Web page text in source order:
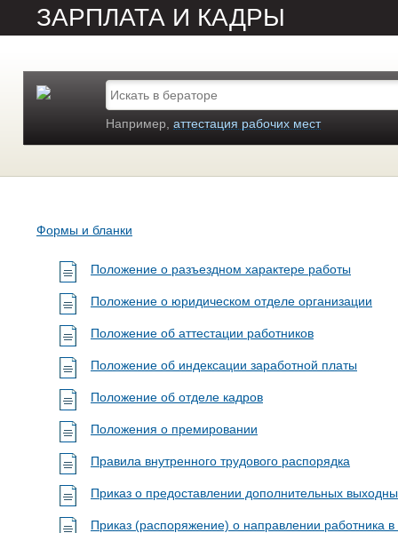
ЗАРПЛАТА И КАДРЫ
Например, аттестация рабочих мест
Формы и бланки
Положение о разъездном характере работы
Положение о юридическом отделе организации
Положение об аттестации работников
Положение об индексации заработной платы
Положение об отделе кадров
Положения о премировании
Правила внутренного трудового распорядка
Приказ о предоставлении дополнительных
Приказ (распоряжение) о направлении работника